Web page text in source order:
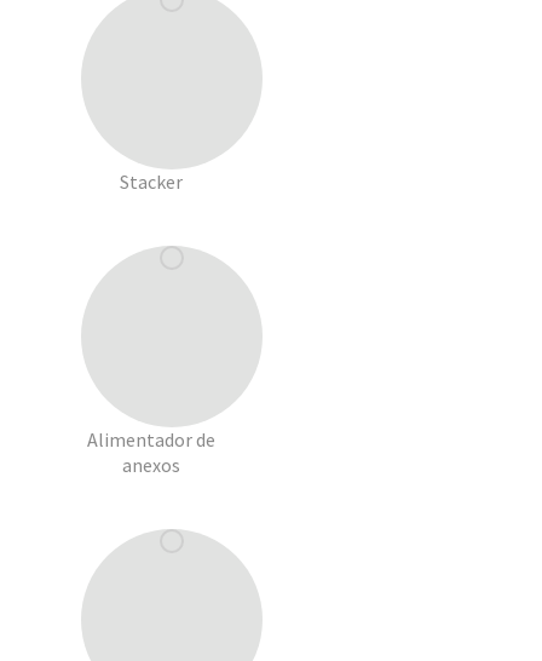
Stacker
Alimentador de
anexos